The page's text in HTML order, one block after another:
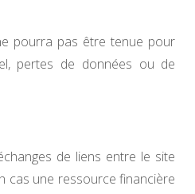
pourra pas être tenue pour
pertes de données ou de
de liens entre le site
cas une ressource financière